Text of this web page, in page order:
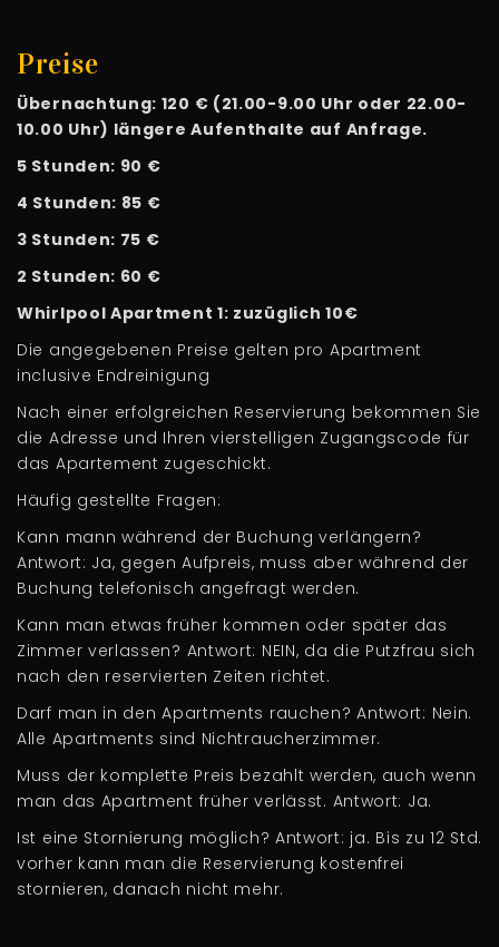
Preise
Übernachtung: 120 € (21.00-9.00 Uhr oder 22.00-
10.00 Uhr) längere Aufenthalte auf Anfrage.
5 Stunden: 90 €
4 Stunden: 85 €
3 Stunden: 75 €
2 Stunden: 60 €
Whirlpool Apartment 1: zuzüglich 10€
Die angegebenen Preise gelten pro Apartment
inclusive Endreinigung
Nach einer erfolgreichen Reservierung bekommen Sie
die Adresse und Ihren vierstelligen Zugangscode für
das Apartement zugeschickt.
Häufig gestellte Fragen:
Kann mann während der Buchung verlängern?
Antwort: Ja, gegen Aufpreis, muss aber während der
Buchung telefonisch angefragt werden.
Kann man etwas früher kommen oder später das
Zimmer verlassen? Antwort: NEIN, da die Putzfrau sich
nach den reservierten Zeiten richtet.
Darf man in den Apartments rauchen? Antwort: Nein.
Alle Apartments sind Nichtraucherzimmer.
Muss der komplette Preis bezahlt werden, auch wenn
man das Apartment früher verlässt. Antwort: Ja.
Ist eine Stornierung möglich? Antwort: ja. Bis zu 12 Std.
vorher kann man die Reservierung kostenfrei
stornieren, danach nicht mehr.